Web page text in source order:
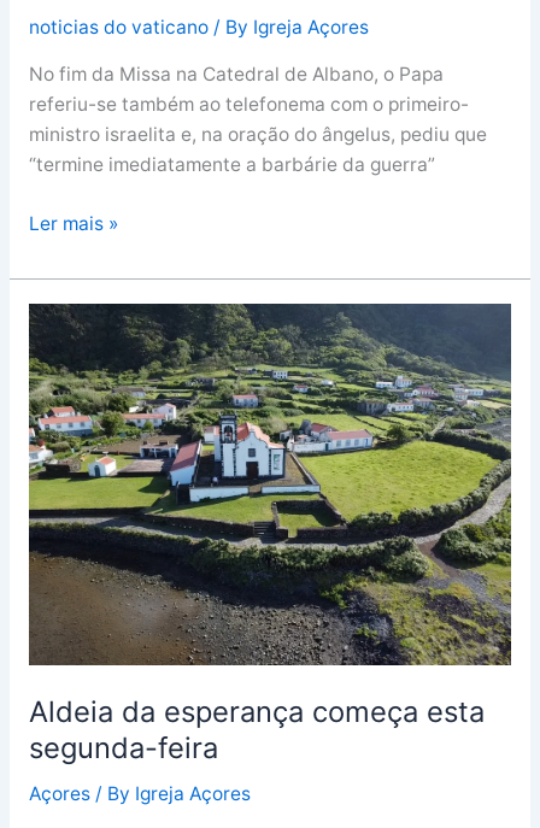
noticias do vaticano/ By Igreja Açores
No fim da Missa na Catedral de Albano, o Papa
referiu-se também ao telefonema com o primeiro-
ministro israelita e, na oração do ângelus, pediu que
“termine imediatamente a barbárie da guerra”
Ler mais »
Aldeia da esperança começa esta
segunda-feira
Açores/ By Igreja Açores
Aldeia
da
esperança
começa
esta
segunda-
feira